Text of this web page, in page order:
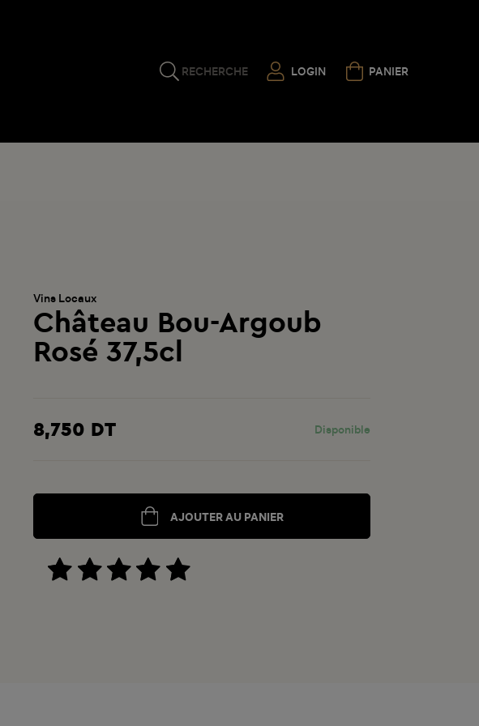
RECHERCHE LOGIN PANIER
Vins Locaux
Château Bou-Argoub
Rosé 37,5cl
8,750 DT Disponible
AJOUTER AU PANIER